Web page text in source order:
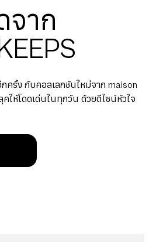
จาก
ครั้ง กับคอลเลกชันใหม่จาก maison
คให้โดดเด่นในทุกวัน ด้วยดีไซน์หัวใจ